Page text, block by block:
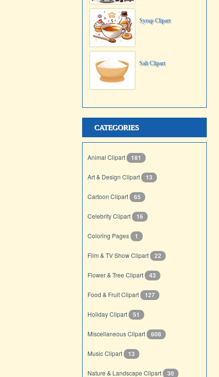
Syrup Clipart
Salt Clipart
CATEGORIES
Animal Clipart 181
Art & Design Clipart 13
Cartoon Clipart 65
Celebrity Clipart 16
Coloring Pages 1
Film & TV Show Clipart 22
Flower & Tree Clipart 43
Food & Fruit Clipart 127
Holiday Clipart 51
Miscellaneous Clipart 608
Music Clipart 13
Nature & Landscape Clipart 30